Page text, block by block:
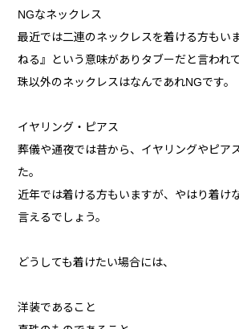
NGなネックレス
最近では二連のネックレスを着ける方もい
ねる』という意味がありタブーだと言われ
珠以外のネックレスはなんであれNGです。
イヤリング・ピアス
葬儀や通夜では昔から、イヤリングやピア
た。
近年では着ける方もいますが、やはり着け
言えるでしょう。
どうしても着けたい場合には、
洋装であること